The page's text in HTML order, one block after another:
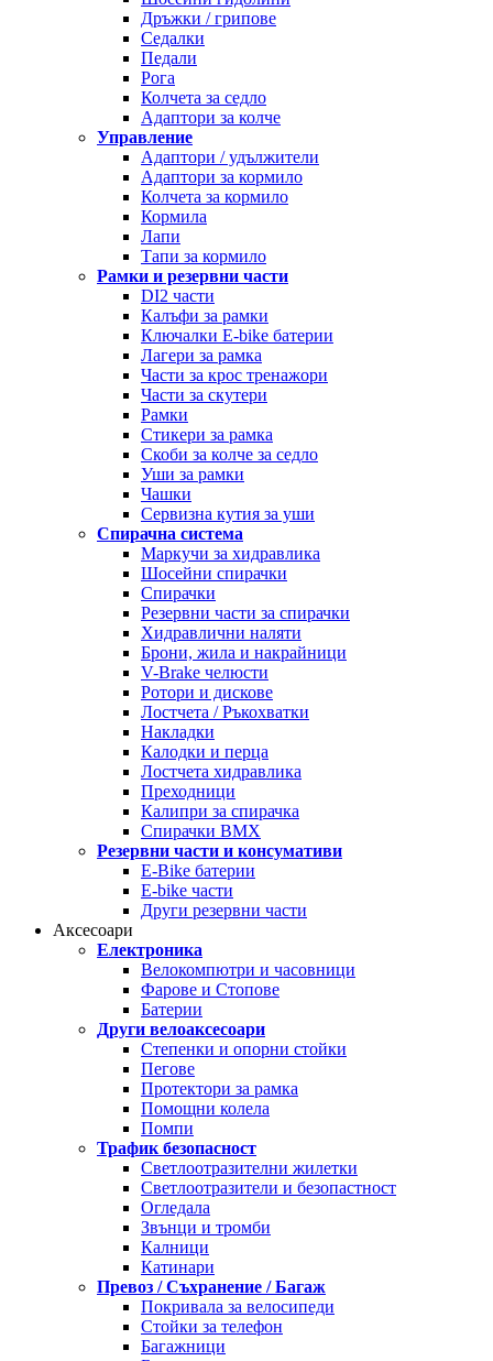
Дръжки / грипове
Седалки
Педали
Рога
Колчета за седло
Адаптори за колче
Управление
Адаптори / удължители
Адаптори за кормило
Колчета за кормило
Кормила
Лапи
Тапи за кормило
Рамки и резервни части
DI2 части
Калъфи за рамки
Ключалки Е-bike батерии
Лагери за рамка
Части за крос тренажори
Части за скутери
Рамки
Стикери за рамка
Скоби за колче за седло
Уши за рамки
Чашки
Сервизна кутия за уши
Спирачна система
Маркучи за хидравлика
Шосейни спирачки
Спирачки
Резервни части за спирачки
Хидравлични наляти
Брони, жила и накрайници
V-Brake челюсти
Ротори и дискове
Лостчета / Ръкохватки
Накладки
Калодки и перца
Лостчета хидравлика
Преходници
Калипри за спирачка
Спирачки BMX
Резервни части и консумативи
E-Bike батерии
E-bike части
Други резервни части
Аксесоари
Електроника
Велокомпютри и часовници
Фарове и Стопове
Батерии
Други велоаксесоари
Степенки и опорни стойки
Пегове
Протектори за рамка
Помощни колела
Помпи
Трафик безопасност
Светлоотразителни жилетки
Светлоотразители и безопастност
Огледала
Звънци и тромби
Калници
Катинари
Превоз / Съхранение / Багаж
Покривала за велосипеди
Стойки за телефон
Багажници